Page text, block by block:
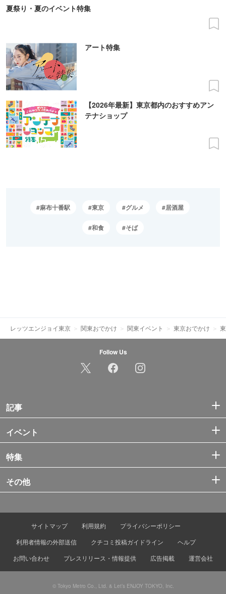
夏祭り・夏のイベント特集
アート特集
【2026年最新】東京都内のおすすめアン
テナショップ
麻布十番駅 東京 グルメ 居酒屋
和食 そば
レッツエンジョイ東京 関東おでかけ 関東イベント 東京おでかけ
Follow Us
記事
イベント
特集
その他
サイトマップ 利用規約
プライバシーポリシー
利用者情報の外部送信
クチコミ投稿ガイドライン
ヘルプ
お問い合わせ
プレスリリース・情報提供 広告掲載 運営会社
© Tokyo Metro Co., Ltd. & Let’s ENJOY TOKYO, Inc.